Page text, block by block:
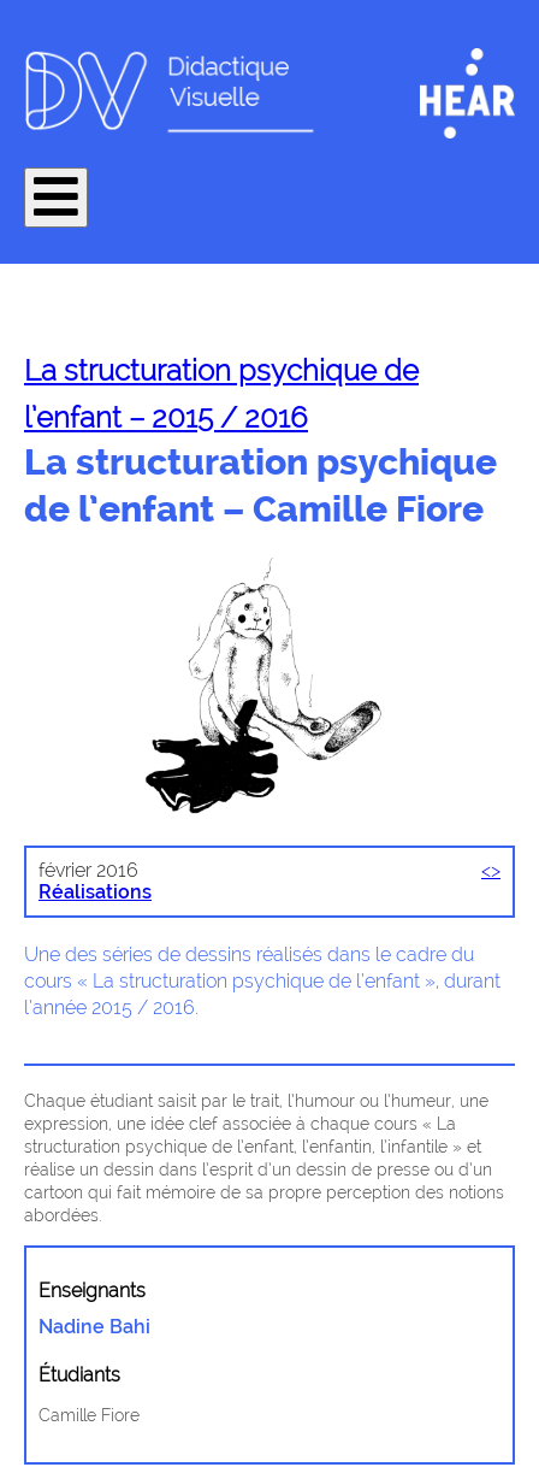
La structuration psychique de
l’enfant – 2015 / 2016
La structuration psychique
de l’enfant – Camille Fiore
février 2016
Réalisations
<>
Une des séries de dessins réalisés dans le cadre du
cours « La structuration psychique de l’enfant », durant
l’année 2015 / 2016.
Chaque étudiant saisit par le trait, l’humour ou l’humeur, une
expression, une idée clef associée à chaque cours « La
structuration psychique de l’enfant, l’enfantin, l’infantile » et
réalise un dessin dans l’esprit d’un dessin de presse ou d’un
cartoon qui fait mémoire de sa propre perception des notions
abordées.
Enseignants
Nadine Bahi
Étudiants
Camille Fiore